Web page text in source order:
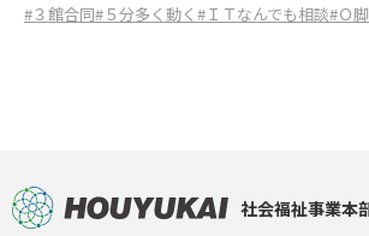
#３館合同#５分多く動く #ＩＴなんでも相談#Ｏ
社会福祉事業本